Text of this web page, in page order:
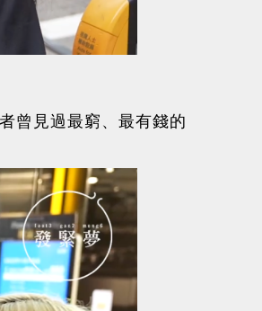
曾見過最窮、最有錢的